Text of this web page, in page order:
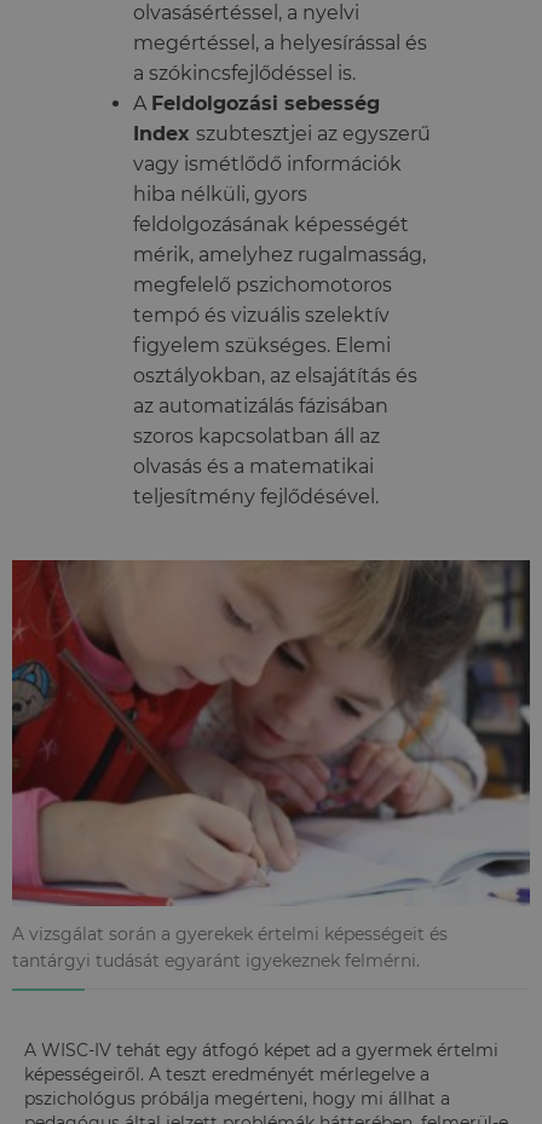
olvasásértéssel, a nyelvi
megértéssel, a helyesírással és
a szókincsfejlődéssel is.
A Feldolgozási sebesség
Index szubtesztjei az egyszerű
vagy ismétlődő információk
hiba nélküli, gyors
feldolgozásának képességét
mérik, amelyhez rugalmasság,
megfelelő pszichomotoros
tempó és vizuális szelektív
figyelem szükséges. Elemi
osztályokban, az elsajátítás és
az automatizálás fázisában
szoros kapcsolatban áll az
olvasás és a matematikai
teljesítmény fejlődésével.
A vizsgálat során a gyerekek értelmi képességeit és
tantárgyi tudását egyaránt igyekeznek felmérni.
A WISC-IV tehát egy átfogó képet ad a gyermek értelmi
képességeiről. A teszt eredményét mérlegelve a
pszichológus próbálja megérteni, hogy mi állhat a